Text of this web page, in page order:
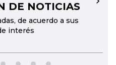
DE NOTICIAS
de acuerdo a sus
interés
→